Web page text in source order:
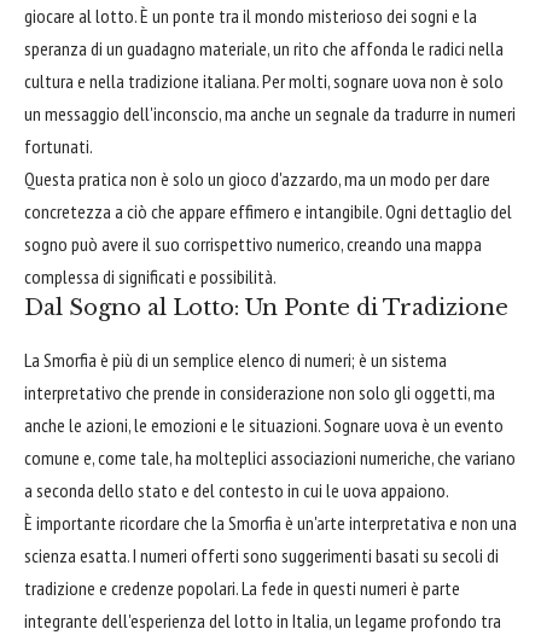
giocare al lotto. È un ponte tra il mondo misterioso dei sogni e la
speranza di un guadagno materiale, un rito che affonda le radici nella
cultura e nella tradizione italiana. Per molti, sognare uova non è solo
un messaggio dell'inconscio, ma anche un segnale da tradurre in numeri
fortunati.
Questa pratica non è solo un gioco d'azzardo, ma un modo per dare
concretezza a ciò che appare effimero e intangibile. Ogni dettaglio del
sogno può avere il suo corrispettivo numerico, creando una mappa
complessa di significati e possibilità.
Dal Sogno al Lotto: Un Ponte di Tradizione
La Smorfia è più di un semplice elenco di numeri; è un sistema
interpretativo che prende in considerazione non solo gli oggetti, ma
anche le azioni, le emozioni e le situazioni. Sognare uova è un evento
comune e, come tale, ha molteplici associazioni numeriche, che variano
a seconda dello stato e del contesto in cui le uova appaiono.
È importante ricordare che la Smorfia è un'arte interpretativa e non una
scienza esatta. I numeri offerti sono suggerimenti basati su secoli di
tradizione e credenze popolari. La fede in questi numeri è parte
integrante dell'esperienza del lotto in Italia, un legame profondo tra